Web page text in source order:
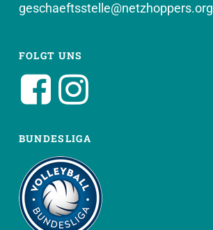
geschaeftsstelle@netzhoppers.org
FOLGT UNS
BUNDESLIGA